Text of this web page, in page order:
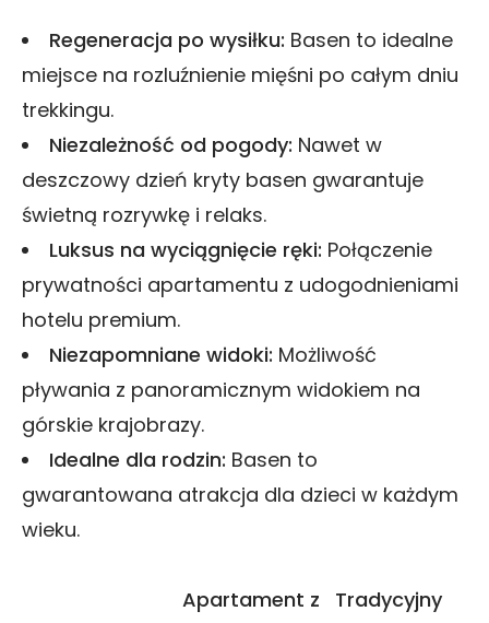
Regeneracja po wysiłku: Basen to idealne
miejsce na rozluźnienie mięśni po całym dniu
trekkingu.
Niezależność od pogody: Nawet w
deszczowy dzień kryty basen gwarantuje
świetną rozrywkę i relaks.
Luksus na wyciągnięcie ręki: Połączenie
prywatności apartamentu z udogodnieniami
hotelu premium.
Niezapomniane widoki: Możliwość
pływania z panoramicznym widokiem na
górskie krajobrazy.
Idealne dla rodzin: Basen to
gwarantowana atrakcja dla dzieci w każdym
wieku.
Apartament z
Tradycyjny